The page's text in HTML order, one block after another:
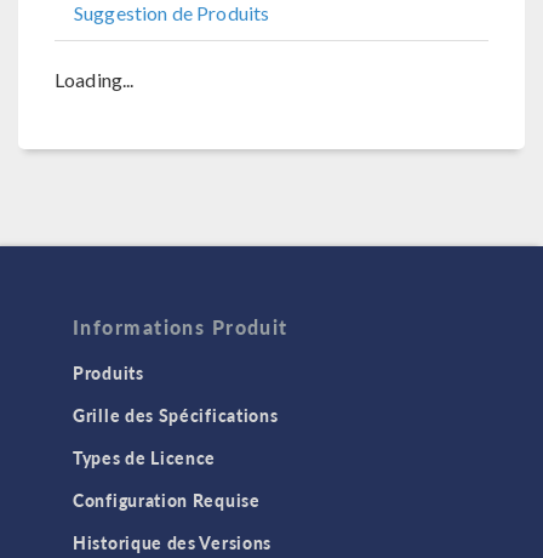
Suggestion de Produits
Loading...
Informations Produit
Produits
Grille des Spécifications
Types de Licence
Configuration Requise
Historique des Versions